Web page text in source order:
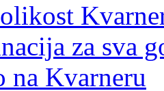
za sva
na Kvarneru